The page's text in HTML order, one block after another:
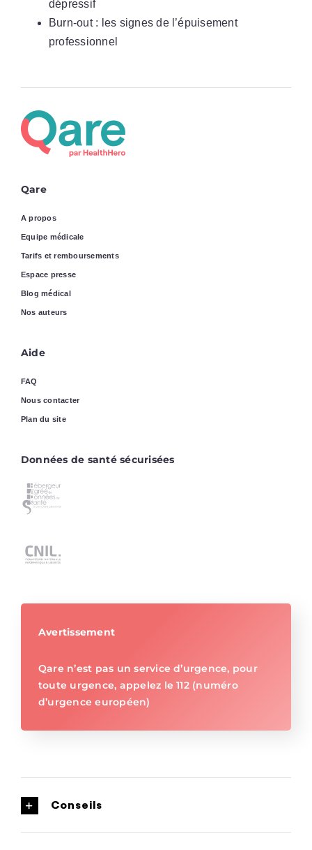
dépressif
Burn-out : les signes de l’épuisement
professionnel
Qare
A propos
Equipe médicale
Tarifs et remboursements
Espace presse
Blog médical
Nos auteurs
Aide
FAQ
Nous contacter
Plan du site
Données de santé sécurisées
Avertissement
Qare n’est pas un service d’urgence, pour
toute urgence, appelez le 112 (numéro
d’urgence européen)
Conseils